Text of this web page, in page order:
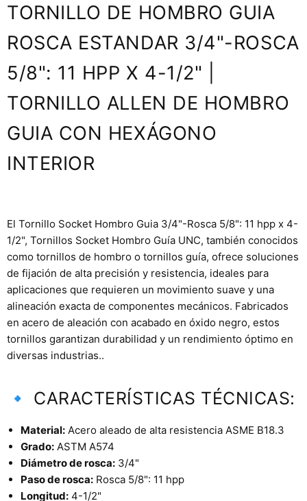
TORNILLO DE HOMBRO GUIA
ROSCA ESTANDAR 3/4"-ROSCA
5/8": 11 HPP X 4-1/2" |
TORNILLO ALLEN DE HOMBRO
GUIA CON HEXÁGONO
INTERIOR
El Tornillo Socket Hombro Guia 3/4"-Rosca 5/8": 11 hpp x 4-
1/2", Tornillos Socket Hombro Guía UNC, también conocidos
como tornillos de hombro o tornillos guía, ofrece soluciones
de fijación de alta precisión y resistencia, ideales para
aplicaciones que requieren un movimiento suave y una
alineación exacta de componentes mecánicos. Fabricados
en acero de aleación con acabado en óxido negro, estos
tornillos garantizan durabilidad y un rendimiento óptimo en
diversas industrias..
🔹 CARACTERÍSTICAS TÉCNICAS:
Material: Acero aleado de alta resistencia ASME B18.3
Grado: ASTM A574
Diámetro de rosca: 3/4"
Paso de rosca: Rosca 5/8": 11 hpp
Longitud: 4-1/2"